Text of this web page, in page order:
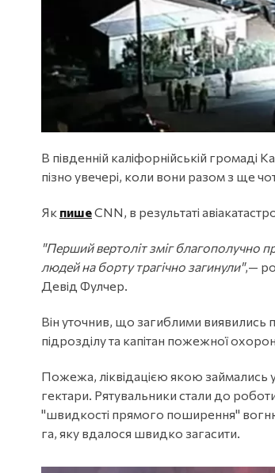
В південній каліфорнійській громаді
пізно увечері, коли вони разом з ще
Як пишеCNN, в результаті
"Перший вертоліт зміг благополучно
людей на борту трагічно загинули",—
Девід Фулчер.
Він уточнив, що загиблими виявились
підрозділу та капітан пожежної
Пожежа, ліквідацією якою займались
гектари. Рятувальники стали до
"швидкості прямого поширення"
га, яку вдалося швидко загасити.